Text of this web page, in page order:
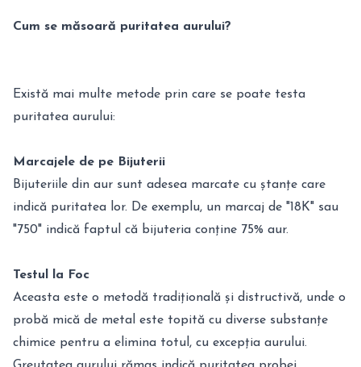
Cum se măsoară puritatea aurului?
Există mai multe metode prin care se poate testa
puritatea aurului:
Marcajele de pe Bijuterii
Bijuteriile din aur sunt adesea marcate cu ștanțe care
indică puritatea lor. De exemplu, un marcaj de "18K" sau
"750" indică faptul că bijuteria conține 75% aur.
Testul la Foc
Aceasta este o metodă tradițională și distructivă, unde o
probă mică de metal este topită cu diverse substanțe
chimice pentru a elimina totul, cu excepția aurului.